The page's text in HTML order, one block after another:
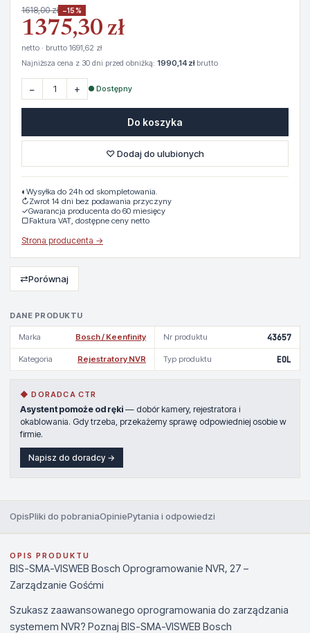
DANE PRODUKTU
Marka Bosch / Keenfinity Nr produktu 43657
Kategoria Rejestratory NVR Typ produktu EOL
◆ DORADCA CTR
Asystent pomoże od ręki — dobór kamery, rejestratora i
okablowania. Gdy trzeba, przekażemy sprawę odpowiedniej osobie w
firmie.
Napisz do doradcy →
1618,00 zł −15%
1375,30 zł
netto · brutto 1691,62 zł
Najniższa cena z 30 dni przed obniżką: 1990,14 złbrutto
− + ● Dostępny
Do koszyka
♡ Dodaj do ulubionych
◐ Wysyłka do 24h od skompletowania.
↻Zwrot 14 dni bez podawania przyczyny
✓Gwarancja producenta do 60 miesięcy
▢Faktura VAT, dostępne ceny netto
Strona producenta →
⇄Porównaj
OpisPliki do pobraniaOpiniePytania i odpowiedzi
OPIS PRODUKTU
BIS-SMA-VISWEB Bosch Oprogramowanie NVR, 27 –
Zarządzanie Gośćmi
Szukasz zaawansowanego oprogramowania do zarządzania
systemem NVR? Poznaj BIS-SMA-VISWEB Bosch